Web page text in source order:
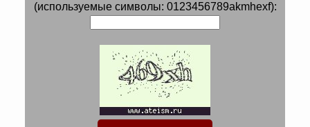
(используемые символы: 0123456789akmhexf):